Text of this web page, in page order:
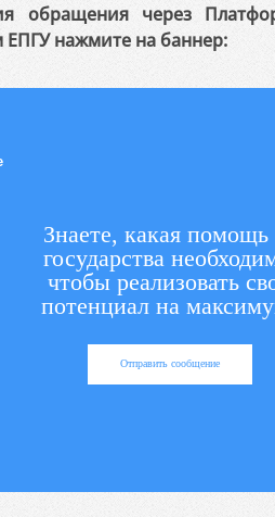
обращения через
ЕПГУ нажмите на баннер:
Знаете, какая помощь
государства
чтобы реализовать
потенциал на
Отправить сообщение